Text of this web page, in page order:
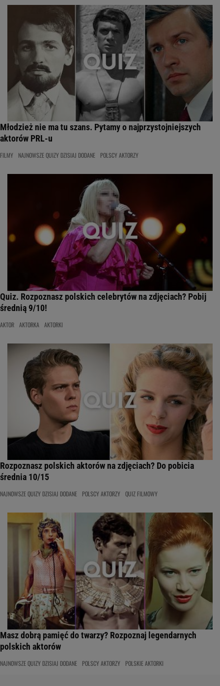
Młodzież nie ma tu szans. Pytamy o najprzystojniejszych
aktorów PRL-u
FILMY NAJNOWSZE QUIZY DZISIAJ DODANE POLSCY AKTORZY
Quiz. Rozpoznasz polskich celebrytów na zdjęciach? Pobij
średnią 9/10!
AKTOR AKTORKA AKTORKI
Rozpoznasz polskich aktorów na zdjęciach? Do pobicia
średnia 10/15
NAJNOWSZE QUIZY DZISIAJ DODANE POLSCY AKTORZY QUIZ FILMOWY
Masz dobrą pamięć do twarzy? Rozpoznaj legendarnych
polskich aktorów
NAJNOWSZE QUIZY DZISIAJ DODANE POLSCY AKTORZY POLSKIE AKTORKI